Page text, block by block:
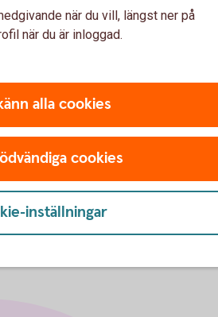
vi
när du vill, längst ner på
när du är inloggad.
alla cookies
cookies
inställningar